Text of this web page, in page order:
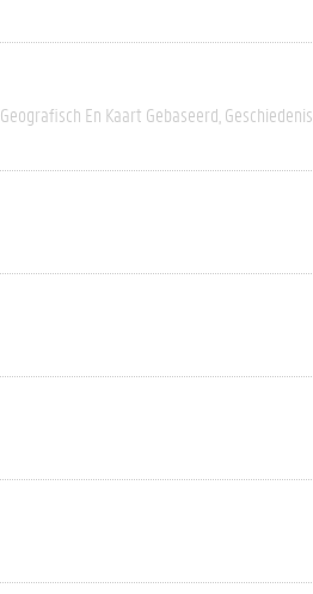
Geografisch En Kaart Gebaseerd Geschiedenis